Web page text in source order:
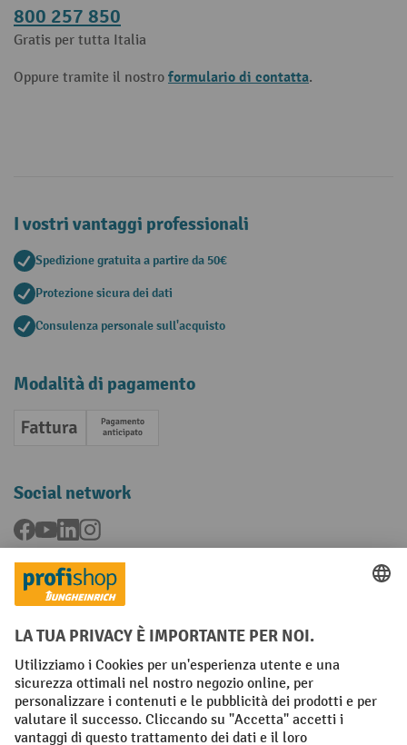
800 257 850
Gratis per tutta Italia
Oppure tramite il nostro formulario di contatta.
I vostri vantaggi professionali
Spedizione gratuita a partire da 50€
Protezione sicura dei dati
Consulenza personale sull'acquisto
Modalità di pagamento
Fattura Pagamento anticipato
Social network
Facebook
YouTubeLinkedInInstagram
Condizioni Generali di Vendita
Dichiarazione di protezione dei dati Impronta
Impostazioni sulla privacy
All prices excl. VAT plusshipping costsand possible delivery charges,